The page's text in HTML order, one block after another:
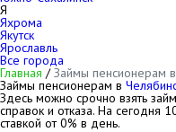
Я
Яхрома
Якутск
Ярославль
Все города
Главная /Займы пенсионерам
Займы пенсионерам в
Здесь можно срочно взять
справок и отказа. На сегодня
ставкой от 0% в день.